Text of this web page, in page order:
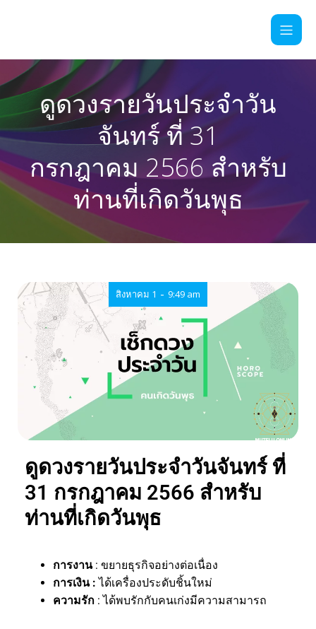
ดูดวงรายวันประจำวัน
จันทร์ ที่ 31
กรกฎาคม 2566 สำหรับ
ท่านที่เกิดวันพุธ
สิงหาคม 1 - 9:49 am
ดูดวงรายวันประจำวันจันทร์ ที่
31 กรกฎาคม 2566 สำหรับ
ท่านที่เกิดวันพุธ
การงาน : ขยายธุรกิจอย่างต่อเนื่อง
การเงิน :ได้เครื่องประดับชิ้นใหม่
ความรัก : ได้พบรักกับคนเก่งมีความสามารถ